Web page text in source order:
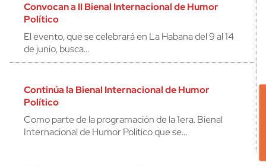
Convocan a II Bienal Internacional de Humor
Político
El evento, que se celebrará en La Habana del 9 al 14
de junio, busca…
Continúa la Bienal Internacional de Humor
Político
Como parte de la programación de la 1era. Bienal
Internacional de Humor Político que se…